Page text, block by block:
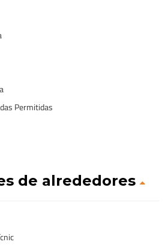
Permitidas
de alrededores